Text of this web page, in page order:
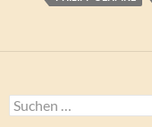
Suchen
nach: